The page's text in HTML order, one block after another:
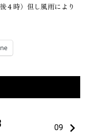
４時）但し風雨により
09 keyboard_arrow_right